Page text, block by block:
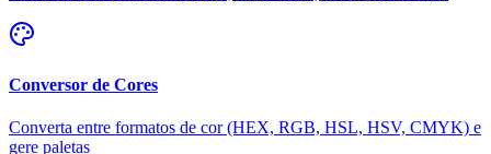
Conversor de Cores
Converta entre formatos de cor (HEX, RGB, HSL, HSV, CMYK) e
gere paletas